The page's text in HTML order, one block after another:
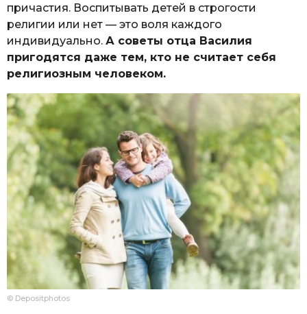
причастия. Воспитывать детей в строгости
религии или нет — это воля каждого
индивидуально. А советы отца Василия
пригодятся даже тем, кто не считает себя
религиозным человеком.
© Depositphotos